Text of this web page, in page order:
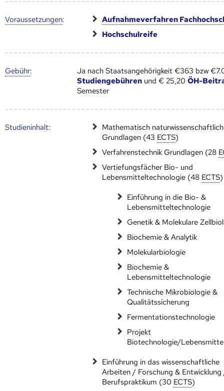
Voraus­setzungen:
Aufnahmeverfahren
Hochschulreife
Gebühr:
Ja nach Staatsangehörigkeit €363 bzw
Studiengebühren und € 25,20ÖH-
Semester
Studien­inhalt:
Mathematisch
Grundlagen (43 ECTS)
Verfahrenstechnik Grundlagen (28
Vertiefungsfächer Bio- und
Lebensmitteltechnologie (48 ECTS)
Einführung in die Bio- &
Lebensmitteltechnologie
Genetik & Molekulare
Biochemie & Analytik
Molekularbiologie
Biochemie &
Lebensmitteltechnologie
Technische Mikrobiologie &
Qualitätssicherung
Fermentationstechnologie
Projekt
Biotechnologie/
Einführung in das wissenschaftliche
Arbeiten / Forschung &
Berufspraktikum (30 ECTS)